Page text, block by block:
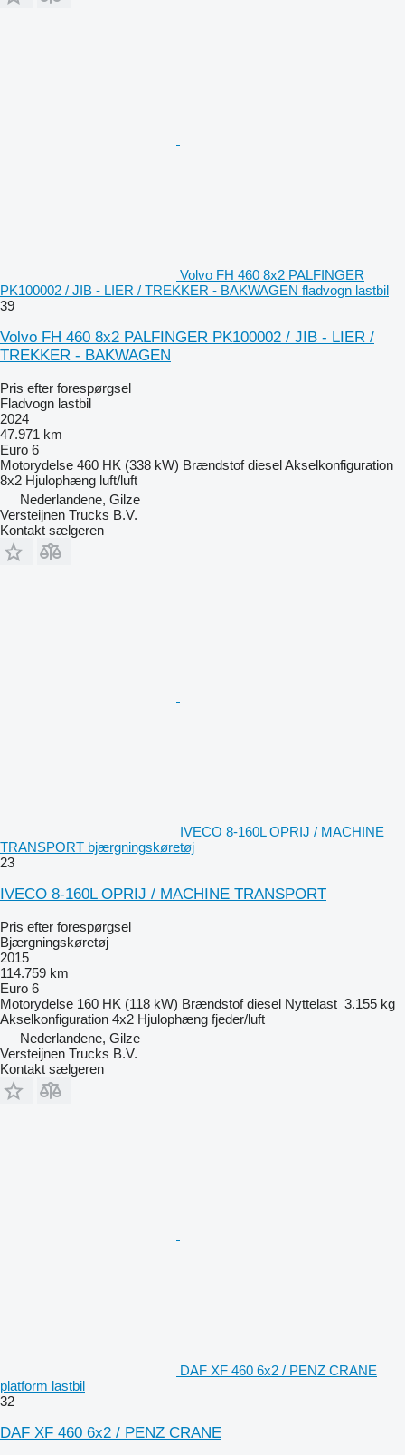
Volvo FH 460 8x2 PALFINGER
PK100002 / JIB - LIER / TREKKER - BAKWAGEN fladvogn lastbil
39
Volvo FH 460 8x2 PALFINGER PK100002 / JIB - LIER /
TREKKER - BAKWAGEN
Pris efter forespørgsel
Fladvogn lastbil
2024
47.971 km
Euro 6
Motorydelse 460 HK (338 kW) Brændstof dieselAkselkonfiguration
8x2 Hjulophæng luft/luft
Nederlandene, Gilze
Versteijnen Trucks B.V.
Kontakt sælgeren
IVECO 8-160L OPRIJ / MACHINE
TRANSPORT bjærgningskøretøj
23
IVECO 8-160L OPRIJ / MACHINE TRANSPORT
Pris efter forespørgsel
Bjærgningskøretøj
2015
114.759 km
Euro 6
Motorydelse 160 HK (118 kW) Brændstof diesel Nyttelast 3.155 kg
Akselkonfiguration 4x2 Hjulophæng fjeder/luft
Nederlandene, Gilze
Versteijnen Trucks B.V.
Kontakt sælgeren
DAF XF 460 6x2 / PENZ CRANE
platform lastbil
32
DAF XF 460 6x2 / PENZ CRANE